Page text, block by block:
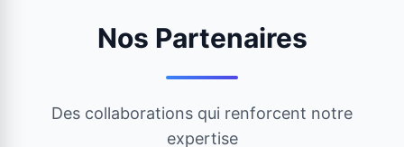
Nos Partenaires
Des collaborations qui renforcent notre
expertise